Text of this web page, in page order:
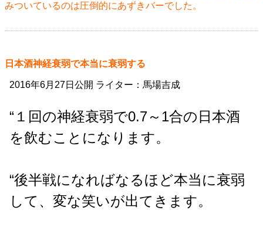
みついているのは圧倒的にあずきバーでした。
日本酒神経衰弱で本当に衰弱する
2016年6月27日公開 ライター：馬場吉成
“１回の神経衰弱で0.7～1合の日本酒
を飲むことになります。
“後半戦になればなるほど本当に衰弱
して、変な笑いが出てきます。